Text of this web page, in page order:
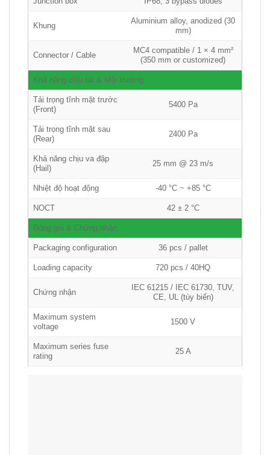
Khung
Aluminium alloy, anodized (30
mm)
Connector / Cable
MC4 compatible / 1 × 4 mm²
(350 mm or customized)
Khả năng chịu tải & Môi trường
Tải trọng tĩnh mặt trước
(Front)
5400 Pa
Tải trọng tĩnh mặt sau
(Rear)
2400 Pa
Khả năng chịu va đập
(Hail)
25 mm @ 23 m/s
Nhiệt độ hoạt động -40 °C ~ +85 °C
NOCT 42 ± 2 °C
Đóng gói & Chứng nhận
Packaging configuration 36 pcs / pallet
Loading capacity 720 pcs / 40HQ
Chứng nhận
IEC 61215 / IEC 61730, TUV,
CE, UL (tùy biến)
Maximum system
voltage
1500 V
Maximum series fuse
rating
25 A